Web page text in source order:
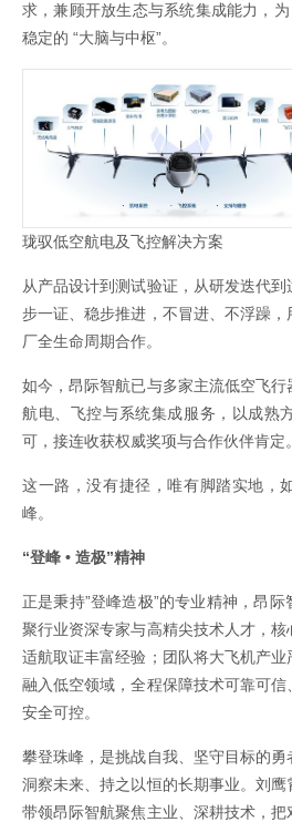
求，兼顾开放生态与系统集成能力，
稳定的 “大脑与中枢”。
珑驭低空航电及飞控解决方案
从产品设计到测试验证，从研发迭代
步一证、稳步推进，不冒进、不浮躁
厂全生命周期合作。
如今，昂际智航已与多家主流低空飞
航电、飞控与系统集成服务，以成熟
可，接连收获权威奖项与合作伙伴肯定。
这一路，没有捷径，唯有脚踏实地，
峰。
“登峰 • 造极”精神
正是秉持”登峰造极”的专业精神，昂
聚行业资深专家与高精尖技术人才，
适航取证丰富经验；团队将大飞机产
融入低空领域，全程保障技术可靠可
安全可控。
攀登珠峰，是挑战自我、坚守目标的
洞察未来、持之以恒的长期事业。刘鹰
带领昂际智航聚焦主业、深耕技术，